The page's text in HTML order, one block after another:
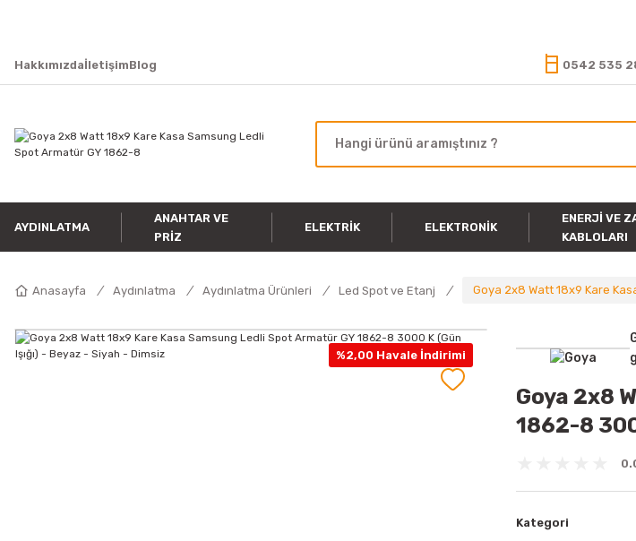
HakkımızdaİletişimBlog 0542 535
AYDINLATMA
ANAHTAR VE
PRIZ
ELEKTRIK ELEKTRONIK
ENERJI VE
KABLOLARI
Anasayfa Aydınlatma Aydınlatma Ürünleri Led Spot ve Etanj Goya 2x8 Watt 18x9 Kare
%2,00 Havale İndirimi
Goya 2x8
1862-8
Kategori